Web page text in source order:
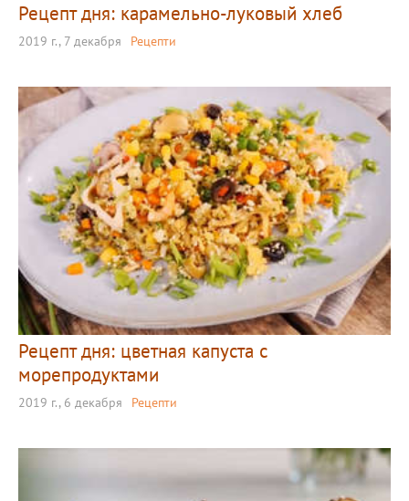
Рецепт дня: карамельно-луковый хлеб
2019 г., 7 декабря Рецепти
Рецепт дня: цветная капуста с
морепродуктами
2019 г., 6 декабря Рецепти